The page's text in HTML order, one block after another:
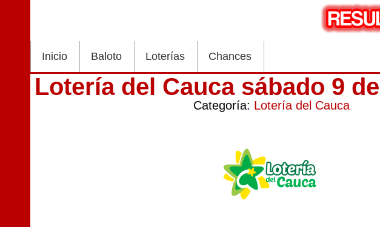
Inicio Baloto Loterías Chances
Lotería del Cauca sábado 9
Categoría: Lotería del Cauca